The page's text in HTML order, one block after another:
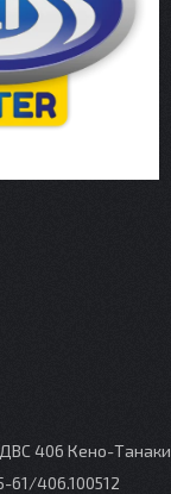
406 Кено-Танаки
61/406.100512